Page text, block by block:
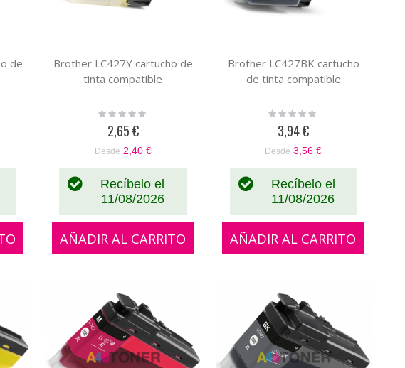
de
Brother LC427Y cartucho de
tinta compatible
Rating:
2,65 €
Desde 2,40 €
Recíbelo el
11/08/2026
AÑADIR AL CARRITO
Brother LC427BK cartucho
de tinta compatible
Rating:
3,94 €
Desde 3,56 €
Recíbelo el
11/08/2026
AÑADIR AL CARRITO